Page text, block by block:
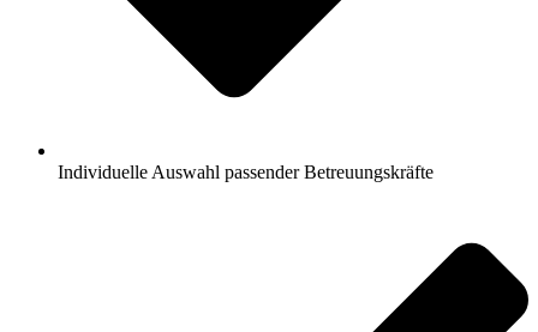
Individuelle Auswahl passender Betreuungskräfte